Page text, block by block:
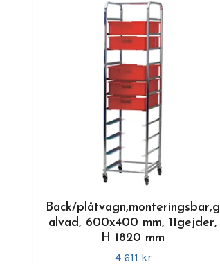
Back/plåtvagn,monteringsbar,g
alvad, 600x400 mm, 11gejder,
H 1820 mm
4 611 kr